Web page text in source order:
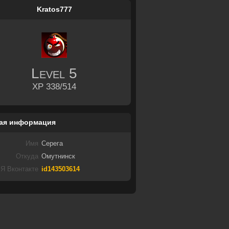
Kratos777
Level 5
XP 338/514
информация
Имя Серега
Откуда Омутнинск
Я Вконтакте id143503614